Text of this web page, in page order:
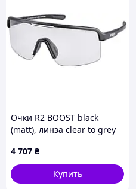
Очки R2 BOOST black
(matt), линза clear to grey
4 707 ₴
Купить